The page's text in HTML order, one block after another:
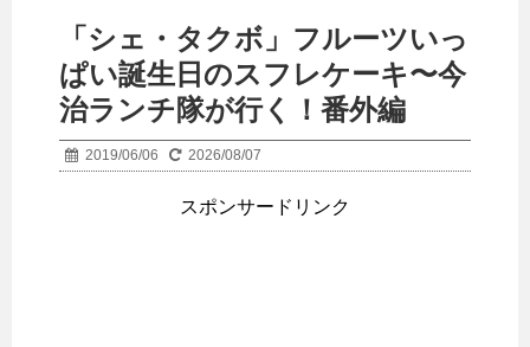
「シェ・タクボ」フルーツいっ
ぱい誕生日のスフレケーキ〜今
治ランチ隊が行く！番外編
2019/06/06 2026/08/07
スポンサードリンク